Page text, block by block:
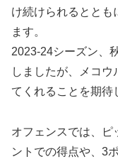
け続けられるととも
ます。
2023-24シーズン、
しましたが、メコ
てくれることを期待
オフェンスでは、ピ
ントでの得点や、3